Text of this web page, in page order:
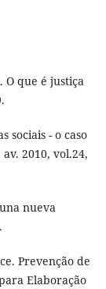
O que é justiça
sociais - o caso
2010, vol.24,
nueva
Prevenção de
Elaboração